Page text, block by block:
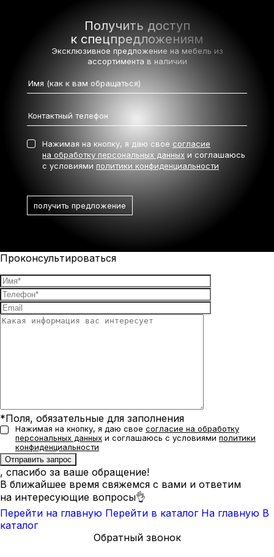
Получить доступ
к спецпредложениям
Эксклюзивное предложение на мебель из
ассортимента в наличии
Нажимая на кнопку, я даю свое согласие
на обработку персональных данных и соглашаюсь
с условиями политики конфиденциальности
Проконсультироваться
*Поля, обязательные для заполнения
Нажимая на кнопку, я даю свое согласие на обработку
персональных данных и соглашаюсь с условиями политики
конфиденциальности
, спасибо за ваше обращение!
В ближайшее время свяжемся с вами и ответим
на интересующие вопросы👌
Перейти на главную Перейти в каталог На главную В
каталог
Обратный звонок